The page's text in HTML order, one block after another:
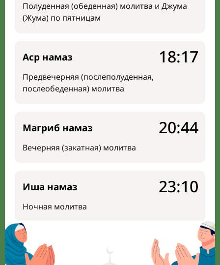
Полуденная (обеденная) молитва и Джума
(Жума) по пятницам
Аср намаз
Предвечерняя (послеполуденная,
послеобеденная) молитва
18:17
Магриб намаз
Вечерняя (закатная) молитва
20:44
Иша намаз
Ночная молитва
23:10